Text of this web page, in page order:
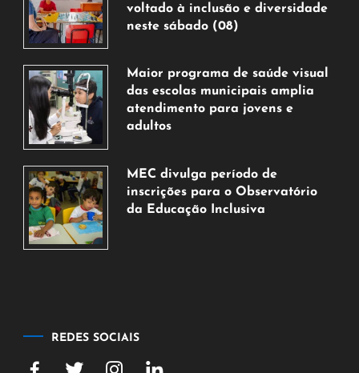
voltado à inclusão e diversidade
neste sábado (08)
de
agosto
de
2026
Maior programa de saúde visual
das escolas municipais amplia
atendimento para jovens e
adultos
de
agosto
de
MEC divulga período de
inscrições para o Observatório
da Educação Inclusiva
REDES SOCIAIS